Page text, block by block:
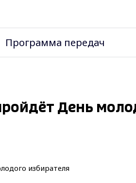
Программа передач
День